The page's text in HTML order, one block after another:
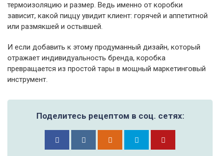
термоизоляцию и размер. Ведь именно от коробки
зависит, какой пиццу увидит клиент: горячей и аппетитной
или размякшей и остывшей.
И если добавить к этому продуманный дизайн, который
отражает индивидуальность бренда, коробка
превращается из простой тары в мощный маркетинговый
инструмент.
Поделитесь рецептом в соц. сетях: